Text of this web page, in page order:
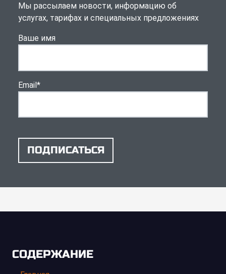
Мы рассылаем новости, информацию об
услугах, тарифах и специальных предложениях
Ваше имя
Email*
ПОДПИСАТЬСЯ
СОДЕРЖАНИЕ